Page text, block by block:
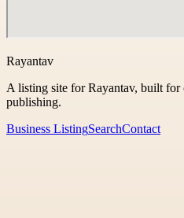
Rayantav
A listing site for Rayantav, built for
publishing.
Business ListingSearchContact